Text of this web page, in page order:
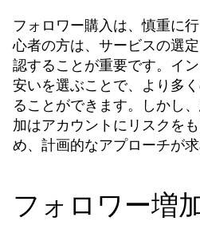
フォロワー購入は、慎重に
心者の方は、サービスの選
認することが重要です。
イ
安いを選ぶことで、より多
ることができます。しかし
加はアカウントにリスクを
め、計画的なアプローチが求
フォロワー増